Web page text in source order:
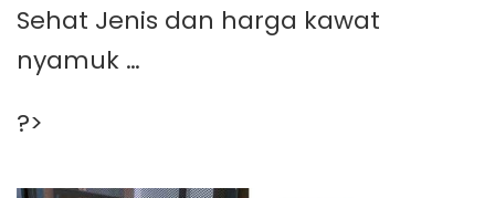
Sehat Jenis dan harga kawat
nyamuk …
?>